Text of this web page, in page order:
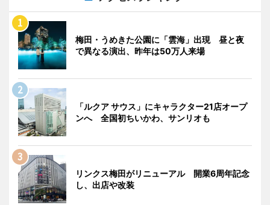
梅田・うめきた公園に「雲海」出現 昼と夜
で異なる演出、昨年は50万人来場
「ルクア サウス」にキャラクター21店オープ
ンへ 全国初ちいかわ、サンリオも
リンクス梅田がリニューアル 開業6周年記念
し、出店や改装